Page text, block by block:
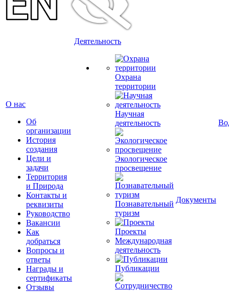
О нас
Об
организации
История
создания
Цели и
задачи
Территория
и Природа
Контакты и
реквизиты
Руководство
Вакансии
Как
добраться
Вопросы и
ответы
Награды и
сертификаты
Отзывы
Деятельность
Охрана
территории
Научная
деятельность
Экологическое
просвещение
Познавательный
туризм
Проекты
Международная
деятельность
Публикации
Документы